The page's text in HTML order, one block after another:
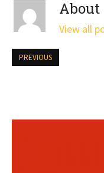
About
View all
PREVIOUS